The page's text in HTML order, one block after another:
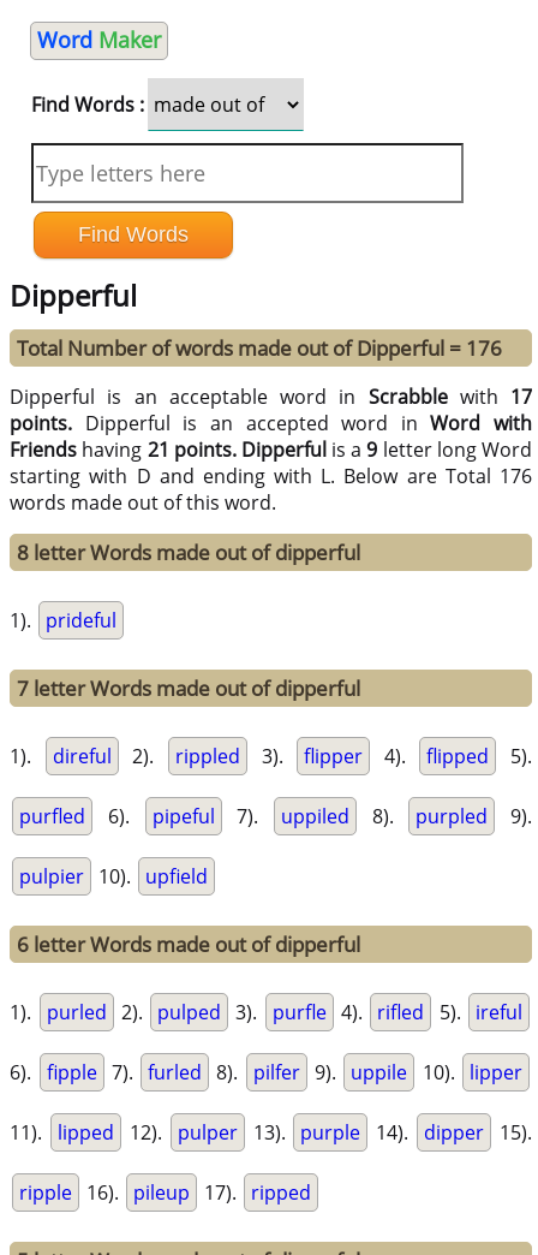
Word Maker
Find Words :
Dipperful
Total Number of words made out of Dipperful = 176
Dipperful is an acceptable word in Scrabblewith 17
points. Dipperful is an accepted word inWord with
Friends having 21 points. Dipperfulis a9 letter long Word
starting with D and ending with L. Below are Total 176
words made out of this word.
8 letter Words made out of dipperful
1). prideful
7 letter Words made out of dipperful
1). direful 2). rippled 3). flipper 4). flipped 5).
purfled 6). pipeful 7). uppiled 8). purpled 9).
pulpier 10). upfield
6 letter Words made out of dipperful
1). purled 2). pulped 3). purfle 4). rifled 5). ireful
6). fipple 7). furled 8). pilfer 9). uppile 10). lipper
11). lipped 12). pulper 13). purple 14). dipper 15).
ripple 16). pileup 17). ripped